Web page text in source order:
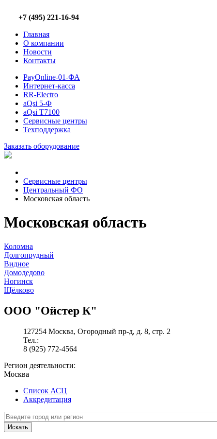
+7 (495) 221-16-94
Главная
О компании
Новости
Контакты
PayOnline-01-ФА
Интернет-касса
RR-Electro
aQsi 5-Ф
aQsi T7100
Сервисные центры
Техподдержка
Заказать оборудование
Сервисные центры
Центральный ФО
Московская область
Московская область
Коломна
Долгопрудный
Видное
Домодедово
Ногинск
Щёлково
ООО "Ойстер К"
127254 Москва, Огородный пр-д, д. 8, стр. 2
Тел.:
8 (925) 772-4564
Регион деятельности:
Москва
Список АСЦ
Аккредитация
Искать